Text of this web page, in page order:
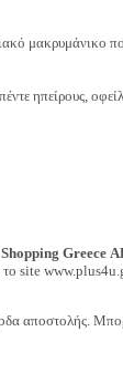
μακρυμάνικο
ηπείρους,
Greece
το site
αποστολής.